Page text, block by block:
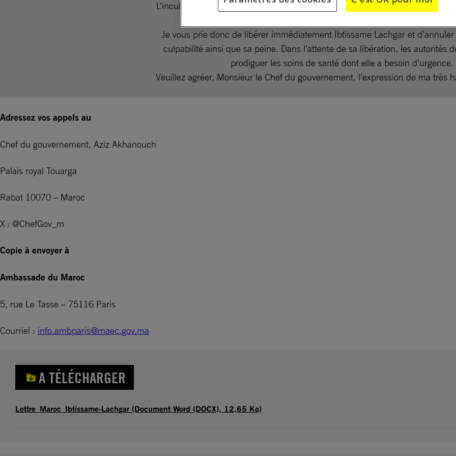
L’inculpation, la condamnation et la détention d’Ibtissame Lachgar bafouent
Je vous prie donc de libérer immédiatement Ibtissame Lachgar et
culpabilité ainsi que sa peine. Dans l’attente de sa libération, les autorités
prodiguer les soins de santé dont elle a besoin d’urgence.
Veuillez agréer, Monsieur le Chef du gouvernement, l’expression de ma très
Adressez vos appels au
Chef du gouvernement, Aziz Akhanouch
Palais royal Touarga
Rabat 10070 – Maroc
X : @ChefGov_m
Copie à envoyer à
Ambassade du Maroc
5, rue Le Tasse – 75116 Paris
Courriel : info.ambparis@maec.gov.ma
A TÉLÉCHARGER
Lettre_Maroc_Ibtissame-Lachgar (Document Word (DOCX), 12,65 Ko)